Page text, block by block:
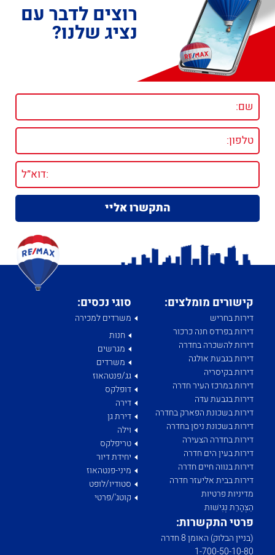
רוצים לדבר עם
נציג שלנו?
קישורים מומלצים:
דירות בחריש
דירות בפרדס חנה כרכור
דירות להשכרה בחדרה
דירות בגבעת אולגה
דירות בקיסריה
דירות במרכז העיר חדרה
דירות בגבעת עדה
דירות בשכונת הפארק בחדרה
דירות בשכונת ניסן בחדרה
דירות בחדרה הצעירה
דירות בעין הים חדרה
דירות בנווה חיים חדרה
דירות בבית אליעזר חדרה
מדיניות פרטיות
הַצְהָרַת נְגִישׁוּת
סוגי נכסים:
משרדים למכירה
חנות
מגרשים
משרדים
גג/פנטהאוז
דופלקס
דירה
דירת גן
וילה
טריפלקס
יחידת דיור
מיני-פנטהאוז
סטודיו/לופט
קוטג'/פרטי
פרטי התקשרות:
(בניין הבלוק) האומן 8 חדרה
1­-700­-50-­10-­80